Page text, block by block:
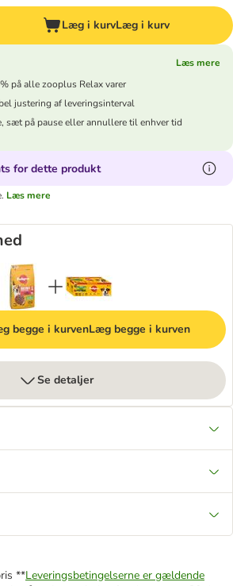
Læg i kurvLæg i kurv
Læs mere
på alle zooplus Relax varer
justering af leveringsinterval
sæt på pause eller annullere til enhver tid
for dette produkt
Læs mere
begge i kurvenLæg begge i kurven
Se detaljer
**Leveringsbetingelserne er gældende